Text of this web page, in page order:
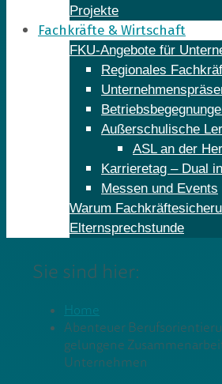
Projekte
Fachkräfte & Wirtschaft
FKU-Angebote für
Regionales
Außerschulische
ASL an der
Karrieretag – Dual
Messen und Events
Warum
Elternsprechstunde
Sie sind hier:
Home
Abenteuer
gelungene
Unternehmen